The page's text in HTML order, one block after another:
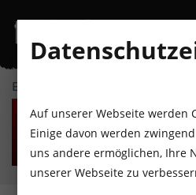
EVENTKALENDER
FR
7
AUGUST
SA
8
AUGUST
SO
9
AUGUST
Auf unserer Webseite werden
Einige davon werden
uns andere ermöglichen, Ihre
unserer Webseite zu